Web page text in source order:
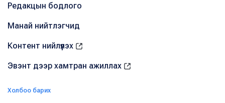
Редакцын бодлого
Манай нийтлэгчид
Контент нийлүүлэх
Эвэнт дээр хамтран ажиллах
Холбоо барих